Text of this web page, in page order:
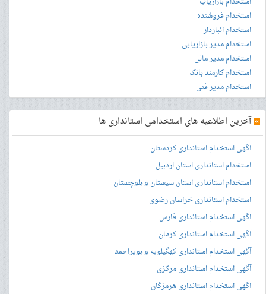
استخدام فروشنده
استخدام انباردار
استخدام مدیر بازاریابی
استخدام مدیر مالی
استخدام کارمند بانک
استخدام مدیر فنی
»آخرین اطلاعیه های استخدامی استانداری ها
آگهی استخدام استانداری کردستان
استخدام استانداری استان اردبیل
استخدام استانداری استان سیستان و بلوچستان
استخدام استانداری خراسان رضوی
آگهی استخدام استانداری فارس
آگهی استخدام استانداری کرمان
آگهی استخدام استانداری کهگیلویه و بویراحمد
آگهی استخدام استانداری مرکزی
آگهی استخدام استانداری هرمزگان